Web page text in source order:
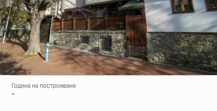
Година на построяване
-